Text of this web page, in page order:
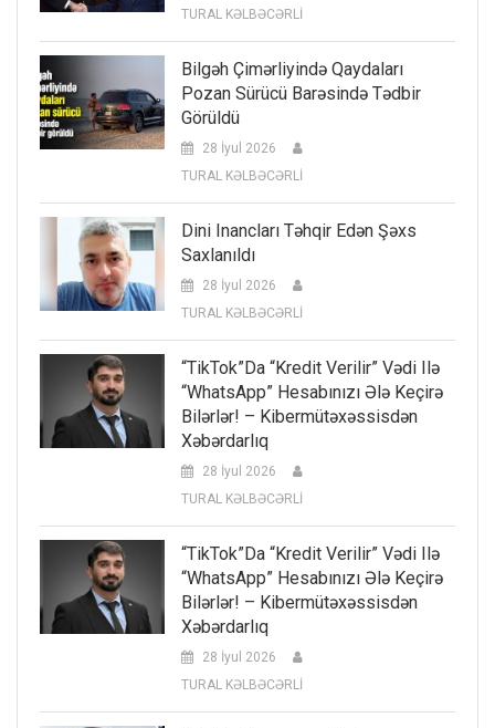
TURAL KƏLBƏCƏRLİ
Bilgəh Çimərliyində Qaydaları
Pozan Sürücü Barəsində Tədbir
Görüldü
28 İyul 2026
TURAL KƏLBƏCƏRLİ
Dini Inancları Təhqir Edən Şəxs
Saxlanıldı
28 İyul 2026
TURAL KƏLBƏCƏRLİ
“TikTok”da “kredit Verilir” Vədi Ilə
“WhatsApp” Hesabınızı Ələ Keçirə
Bilərlər! – Kibermütəxəssisdən
Xəbərdarlıq
28 İyul 2026
TURAL KƏLBƏCƏRLİ
“TikTok”da “kredit Verilir” Vədi Ilə
“WhatsApp” Hesabınızı Ələ Keçirə
Bilərlər! – Kibermütəxəssisdən
Xəbərdarlıq
28 İyul 2026
TURAL KƏLBƏCƏRLİ